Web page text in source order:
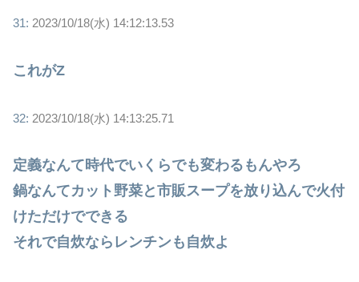
31: 2023/10/18(水) 14:12:13.53
これがZ
32: 2023/10/18(水) 14:13:25.71
定義なんて時代でいくらでも変わるもんやろ
鍋なんてカット野菜と市販スープを放り込んで火付
けただけでできる
それで自炊ならレンチンも自炊よ